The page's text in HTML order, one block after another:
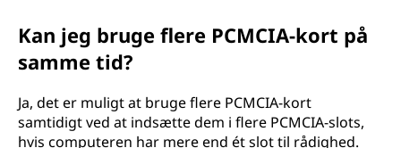
Kan jeg bruge flere PCMCIA-kort på
samme tid?
Ja, det er muligt at bruge flere PCMCIA-kort
samtidigt ved at indsætte dem i flere PCMCIA-slots,
hvis computeren har mere end ét slot til rådighed.